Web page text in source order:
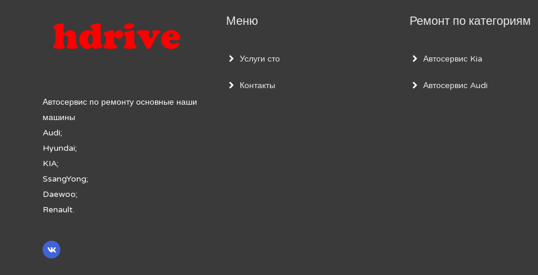
Автосервис по ремонту основные наши
машины
Audi;
Hyundai;
KIA;
SsangYong;
Daewoo;
Renault.
Меню
Услуги сто
Контакты
Ремонт по категориям
Автосервис Kia
Автосервис Audi